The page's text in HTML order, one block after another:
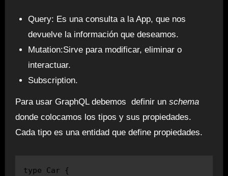
Query: Es una consulta a la App, que nos
devuelve la información que deseamos.
Mutation:Sirve para modificar, eliminar o
interactuar.
Subscription.
Para usar GraphQL debemos definir un schema
donde colocamos los tipos y sus propiedades.
Cada tipo es una entidad que define propiedades.
type Car {